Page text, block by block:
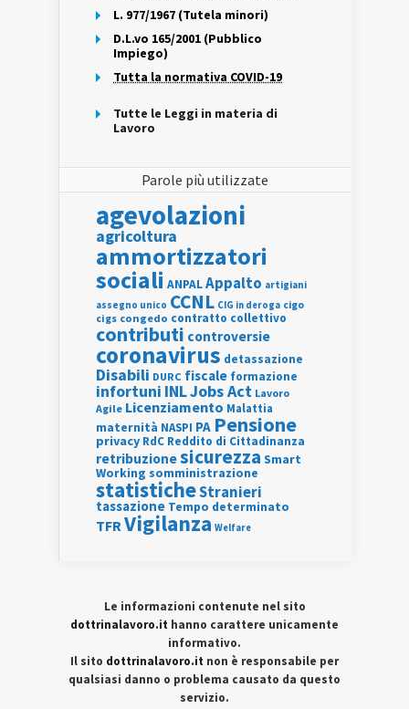
L. 977/1967 (Tutela minori)
D.L.vo 165/2001 (Pubblico
Impiego)
Tutta la normativa COVID-19
Tutte le Leggi in materia di
Lavoro
Parole più utilizzate
agevolazioni
agricoltura
ammortizzatori
sociali ANPALAppalto artigiani
assegno unico CCNL CIG in deroga cigo
cigs congedo contratto collettivo
contributi controversie
coronavirus detassazione
Disabili DURC fiscale formazione
infortuni INLJobs Act Lavoro
Agile Licenziamento Malattia
maternità NASPI PA Pensione
privacy RdC Reddito di Cittadinanza
retribuzionesicurezza Smart
Working somministrazione
statisticheStranieri
tassazione Tempo determinato
TFRVigilanza Welfare
Le informazioni contenute nel sito
dottrinalavoro.it hanno carattere unicamente
informativo.
Il sito dottrinalavoro.it non è responsabile per
qualsiasi danno o problema causato da questo
servizio.